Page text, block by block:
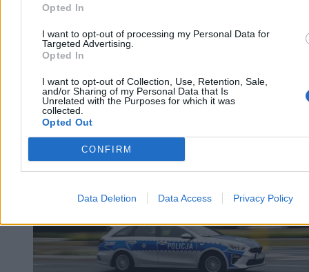
Opted In
I want to opt-out of processing my Personal Data for
Targeted Advertising.
Opted In
I want to opt-out of Collection, Use, Retention, Sale,
and/or Sharing of my Personal Data that Is
Unrelated with the Purposes for which it was
collected.
Opted Out
CONFIRM
Data Deletion Data Access Privacy Policy
Kraj